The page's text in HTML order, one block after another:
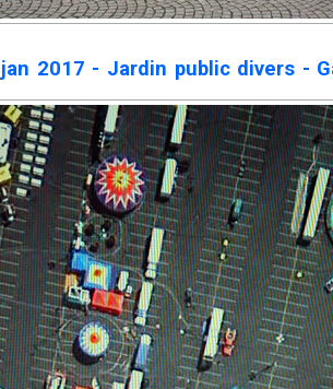
2017 - Jardin public divers -